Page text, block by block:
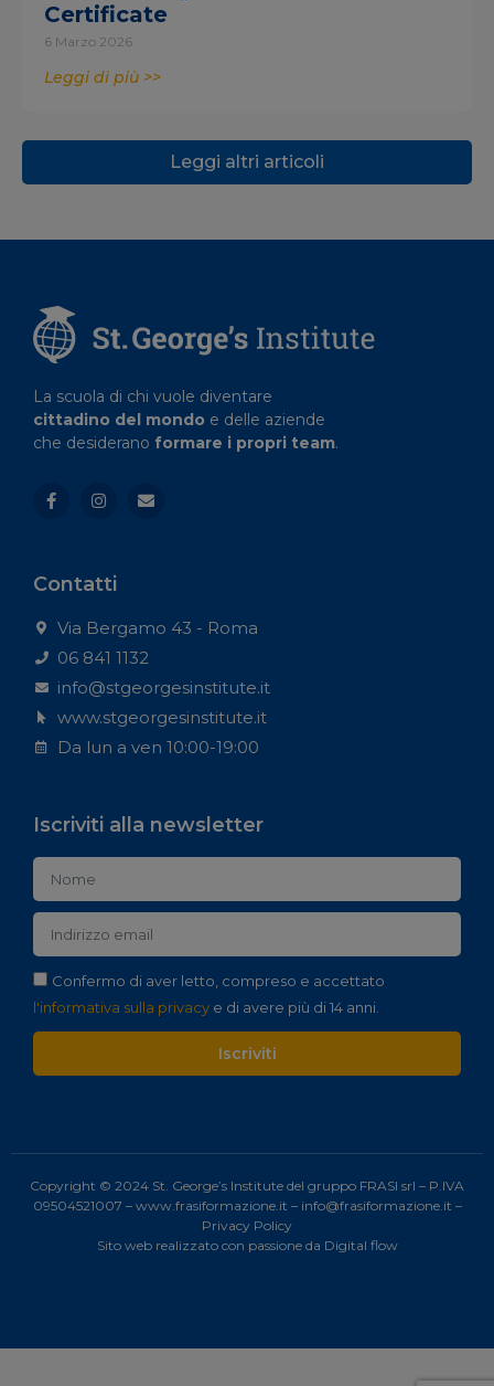
Certificate
6 Marzo 2026
Leggi di più >>
Leggi altri articoli
La scuola di chi vuole diventare
cittadino del mondo e delle aziende
che desiderano formare i propri team.
Contatti
Via Bergamo 43 - Roma
06 841 1132
info@stgeorgesinstitute.it
www.stgeorgesinstitute.it
Da lun a ven 10:00-19:00
Iscriviti alla newsletter
Confermo di aver letto, compreso e accettato
l'informativa sulla privacy e di avere più di 14 anni.
Iscriviti
Copyright © 2024 St. George’s Institute del gruppo FRASI srl – P.IVA
09504521007 – www.frasiformazione.it – info@frasiformazione.it –
Privacy Policy
Sito web realizzato con passione da Digital flow